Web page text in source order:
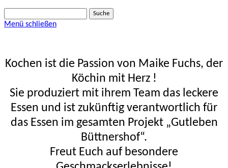
Suche
Menü schließen
Kochen ist die Passion von Maike Fuchs, der
Köchin mit Herz !
Sie produziert mit ihrem Team das leckere
Essen und ist zukünftig verantwortlich für
das Essen im gesamten Projekt „Gutleben
Büttnershof“.
Freut Euch auf besondere